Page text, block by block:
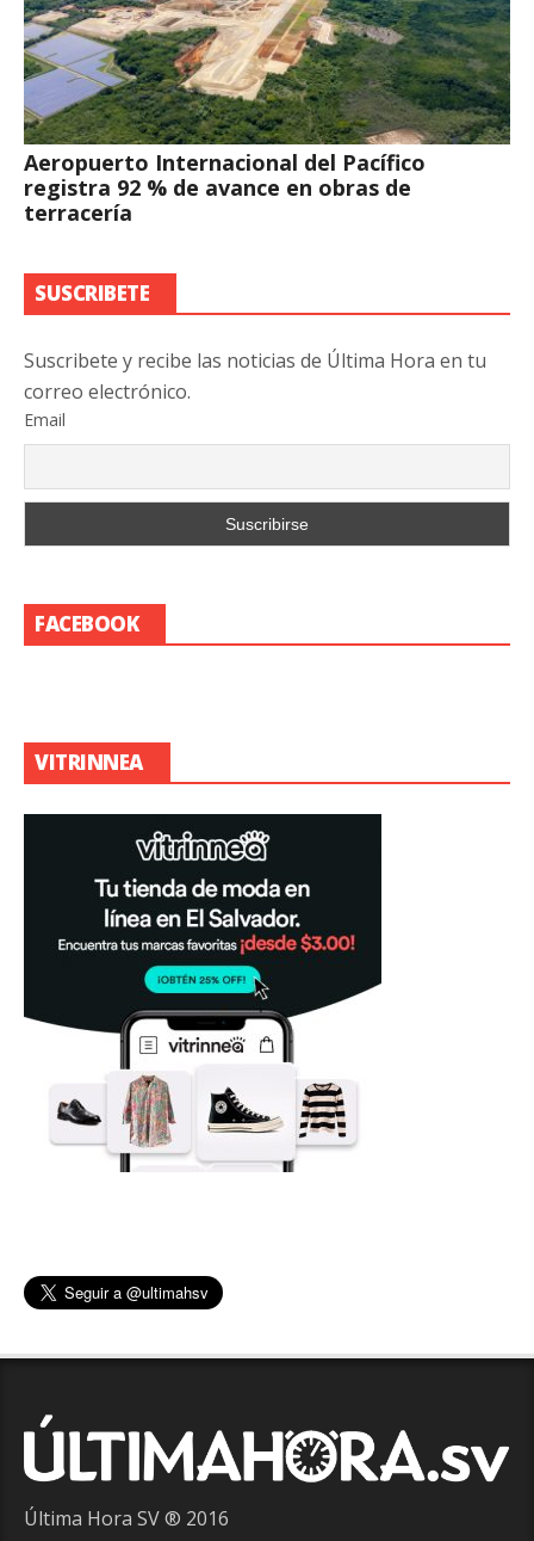
Aeropuerto Internacional del Pacífico
registra 92 % de avance en obras de
terracería
SUSCRIBETE
Suscribete y recibe las noticias de Última Hora en tu
correo electrónico.
Email
FACEBOOK
VITRINNEA
Última Hora SV ® 2016